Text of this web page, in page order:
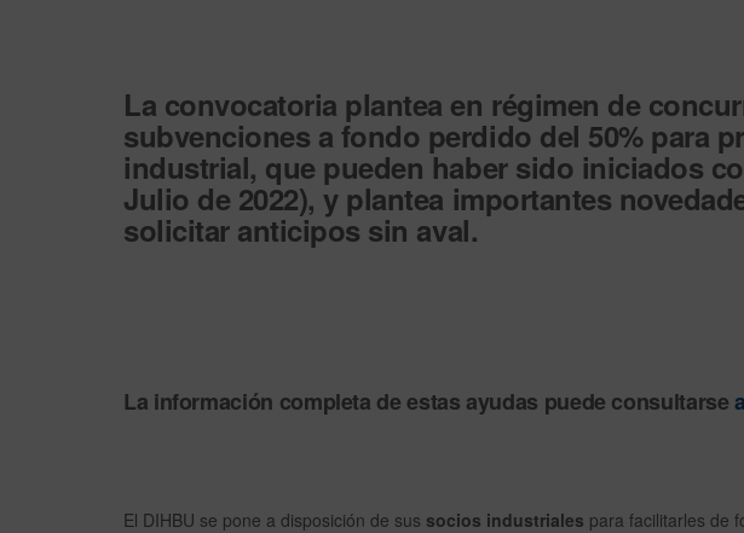
La convocatoria plantea en régimen de
subvenciones a fondo perdido del 50% para
industrial, que pueden haber sido iniciados
Julio de 2022), y plantea importantes
solicitar anticipos sin aval.
La información completa de estas ayudas puede consultarse
El DIHBU se pone a disposición de sus socios industriales para facilitarles de